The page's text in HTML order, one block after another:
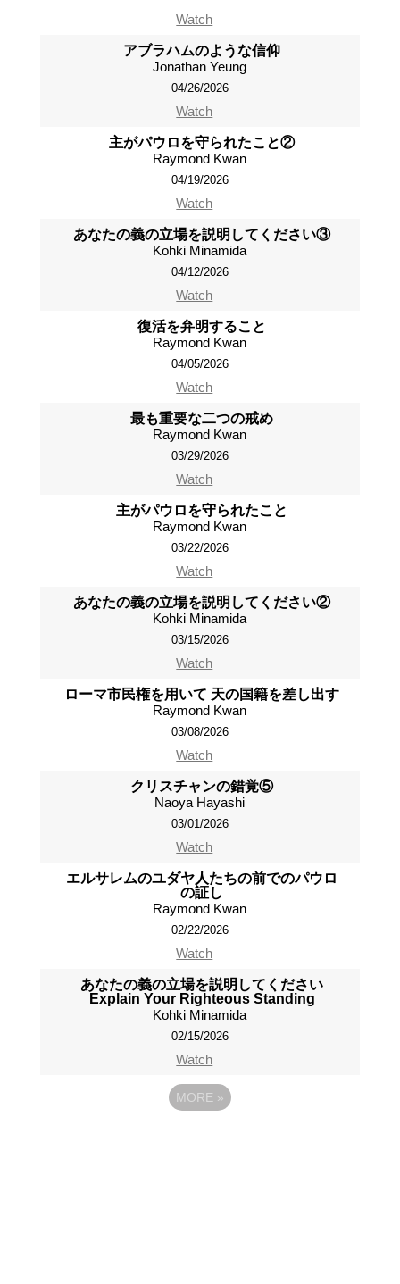
Watch
アブラハムのような信仰
Jonathan Yeung
04/26/2026
Watch
主がパウロを守られたこと②
Raymond Kwan
04/19/2026
Watch
あなたの義の立場を説明してください③
Kohki Minamida
04/12/2026
Watch
復活を弁明すること
Raymond Kwan
04/05/2026
Watch
最も重要な二つの戒め
Raymond Kwan
03/29/2026
Watch
主がパウロを守られたこと
Raymond Kwan
03/22/2026
Watch
あなたの義の立場を説明してください②
Kohki Minamida
03/15/2026
Watch
ローマ市民権を用いて 天の国籍を差し出す
Raymond Kwan
03/08/2026
Watch
クリスチャンの錯覚⑤
Naoya Hayashi
03/01/2026
Watch
エルサレムのユダヤ人たちの前でのパウロ
の証し
Raymond Kwan
02/22/2026
Watch
あなたの義の立場を説明してください
Explain Your Righteous Standing
Kohki Minamida
02/15/2026
Watch
MORE »